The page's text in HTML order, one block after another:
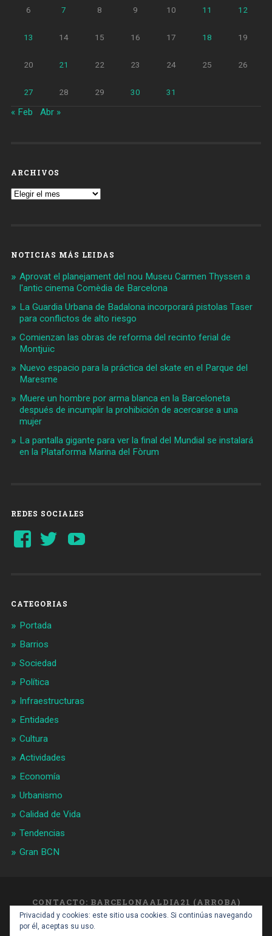
6 7 8 9 10 11 12
13 14 15 16 17 18 19
20 21 22 23 24 25 26
27 28 29 30 31
« Feb Abr »
ARCHIVOS
Archivos
NOTICIAS MÁS LEIDAS
Aprovat el planejament del nou Museu Carmen Thyssen a
l'antic cinema Comèdia de Barcelona
La Guardia Urbana de Badalona incorporará pistolas Taser
para conflictos de alto riesgo
Comienzan las obras de reforma del recinto ferial de
Montjuïc
Nuevo espacio para la práctica del skate en el Parque del
Maresme
Muere un hombre por arma blanca en la Barceloneta
después de incumplir la prohibición de acercarse a una
mujer
La pantalla gigante para ver la final del Mundial se instalará
en la Plataforma Marina del Fòrum
REDES SOCIALES
Ver
perfil
Ver
perfil
CATEGORIAS
Portada
Barrios
Sociedad
Política
Infraestructuras
Entidades
Cultura
Actividades
Economía
Urbanismo
Calidad de Vida
Tendencias
Gran BCN
CONTACTO: BARCELONAALDIA21 (ARROBA)
GMAIL.COM
Privacidad y cookies: este sitio usa cookies. Si continúas navegando
por él, aceptas su uso.